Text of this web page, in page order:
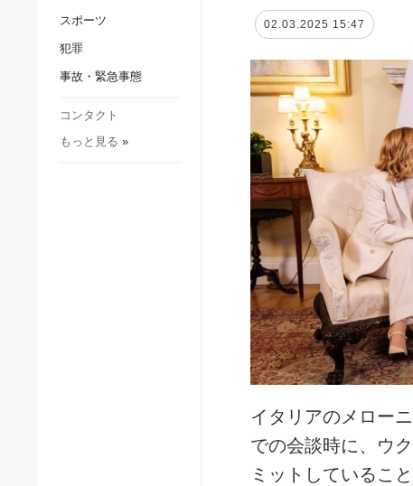
スポーツ
スポーツ
犯罪
事故・緊急事態
コンタクト
もっと見る »
02.03.2025 15:47
イタリアのメロー
での会談時に、ウ
ミットしているこ